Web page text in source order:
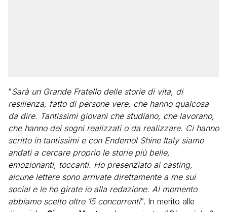
“Sarà un Grande Fratello delle storie di vita, di
resilienza, fatto di persone vere, che hanno qualcosa
da dire. Tantissimi giovani che studiano, che lavorano,
che hanno dei sogni realizzati o da realizzare. Ci hanno
scritto in tantissimi e con Endemol Shine Italy siamo
andati a cercare proprio le storie più belle,
emozionanti, toccanti. Ho presenziato ai casting,
alcune lettere sono arrivate direttamente a me sui
social e le ho girate io alla redazione. Al momento
abbiamo scelto oltre 15 concorrenti“. In merito alle